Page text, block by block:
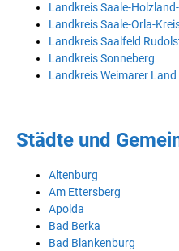
Landkreis Saale-
Landkreis Saale-Orla-
Landkreis Saalfeld
Landkreis Sonneberg
Landkreis Weimarer Land
Städte und
Altenburg
Am Ettersberg
Apolda
Bad Berka
Bad Blankenburg